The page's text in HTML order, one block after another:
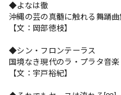
◆よなは徹
沖縄の芸の真髄に触れる舞踊曲
【文：岡部徳枝】
◆シン・フロンテーラス
国境なき現代のラ・プラタ音楽
【文：宇戸裕紀】